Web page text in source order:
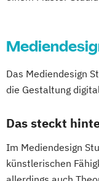
Das Mediendesign
die Gestaltung
Das steckt
Im Mediendesign
künstlerischen